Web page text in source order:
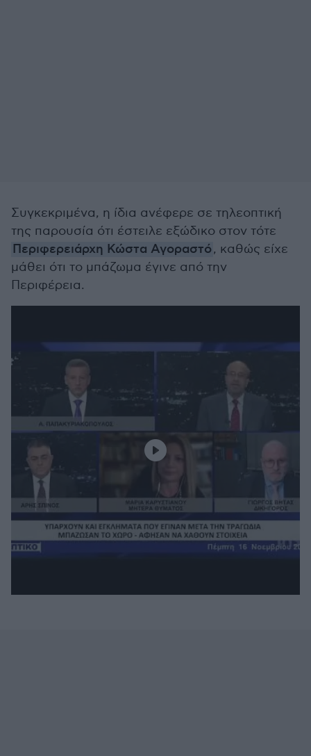
Συγκεκριμένα, η ίδια ανέφερε σε τηλεοπτική
της παρουσία ότι έστειλε εξώδικο στον τότε
Περιφερειάρχη Κώστα Αγοραστό, καθώς είχε
μάθει ότι το μπάζωμα έγινε από την
Περιφέρεια.